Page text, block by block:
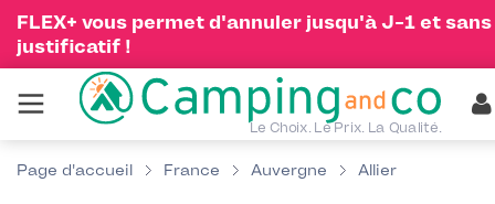
FLEX+ vous permet d'annuler jusqu'à J-1 et sans
justificatif !
Le Choix. Le Prix. La Qualité.
Page d'accueil France Auvergne Allier